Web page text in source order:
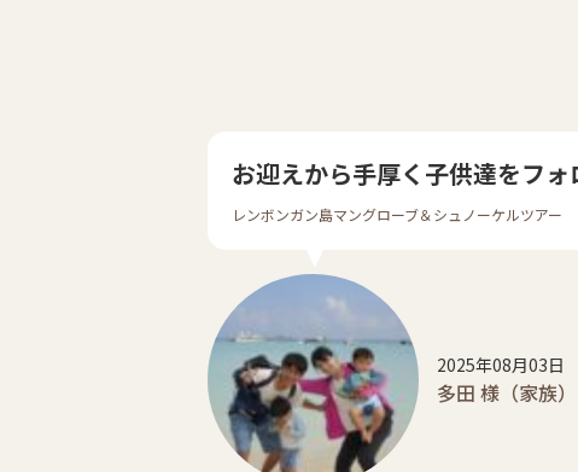
お迎えから手厚く子供達をフォ
レンボンガン島マングローブ＆シュノーケルツアー
2025年08月03日
多田 様（家族）